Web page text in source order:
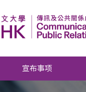
宣布事项